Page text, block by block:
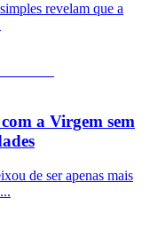
revelam que a
a Virgem sem
de ser apenas mais